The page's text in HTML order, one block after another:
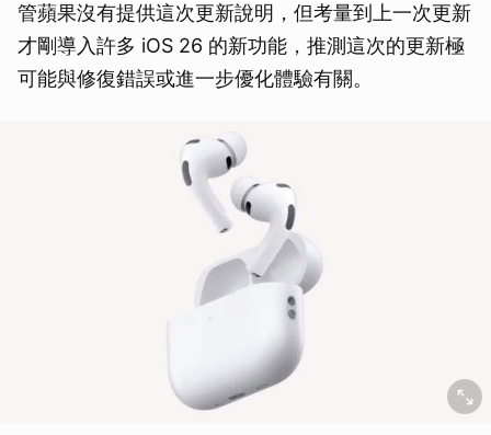
管蘋果沒有提供這次更新說明，但考量到上一次更新
才剛導入許多 iOS 26 的新功能，推測這次的更新極
可能與修復錯誤或進一步優化體驗有關。